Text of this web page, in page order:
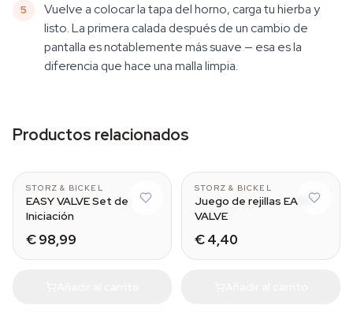
Vuelve a colocar la tapa del horno, carga tu hierba y
listo. La primera calada después de un cambio de
pantalla es notablemente más suave — esa es la
diferencia que hace una malla limpia.
Productos relacionados
STORZ & BICKEL
EASY VALVE Set de
Iniciación
€ 98,99
STORZ & BICKEL
Juego de rejillas EASY
VALVE
€ 4,40